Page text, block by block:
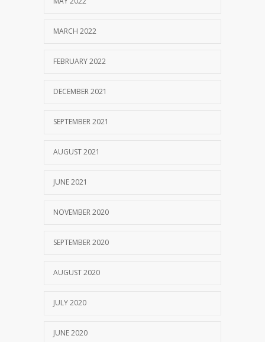
MARCH 2022
FEBRUARY 2022
DECEMBER 2021
SEPTEMBER 2021
AUGUST 2021
JUNE 2021
NOVEMBER 2020
SEPTEMBER 2020
AUGUST 2020
JULY 2020
JUNE 2020